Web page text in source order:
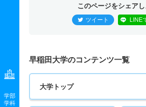
学部
学科
このページをシェアし
ツイート LINE
早稲田大学のコンテンツ一覧
大学トップ